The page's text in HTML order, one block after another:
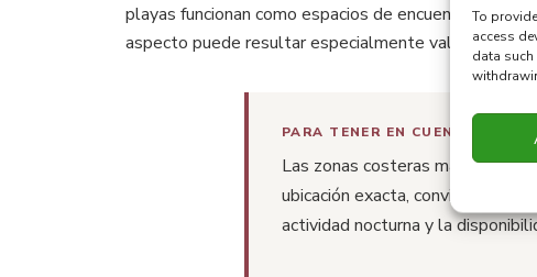
To
access
data
playas funcionan como espacios de encuentro
aspecto puede resultar especialmente valioso.
PARA TENER EN CUENTA
Las zonas costeras más
ubicación exacta, conviene
actividad nocturna y la